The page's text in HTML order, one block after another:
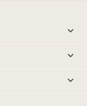


